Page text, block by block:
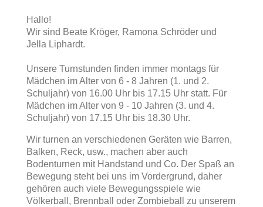
Hallo!
Wir sind Beate Kröger, Ramona Schröder und
Jella Liphardt.
Unsere Turnstunden finden immer montags für
Mädchen im Alter von 6 - 8 Jahren (1. und 2.
Schuljahr) von 16.00 Uhr bis 17.15 Uhr statt. Für
Mädchen im Alter von 9 - 10 Jahren (3. und 4.
Schuljahr) von 17.15 Uhr bis 18.30 Uhr.
Wir turnen an verschiedenen Geräten wie Barren,
Balken, Reck, usw., machen aber auch
Bodenturnen mit Handstand und Co. Der Spaß an
Bewegung steht bei uns im Vordergrund, daher
gehören auch viele Bewegungsspiele wie
Völkerball, Brennball oder Zombieball zu unserem